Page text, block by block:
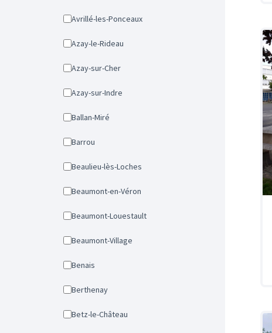
Avrillé-les-Ponceaux
Azay-le-Rideau
Azay-sur-Cher
Azay-sur-Indre
Ballan-Miré
Barrou
Beaulieu-lès-Loches
Beaumont-en-Véron
Beaumont-Louestault
Beaumont-Village
Benais
Berthenay
Betz-le-Château